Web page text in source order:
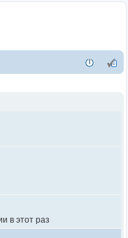
в этот раз